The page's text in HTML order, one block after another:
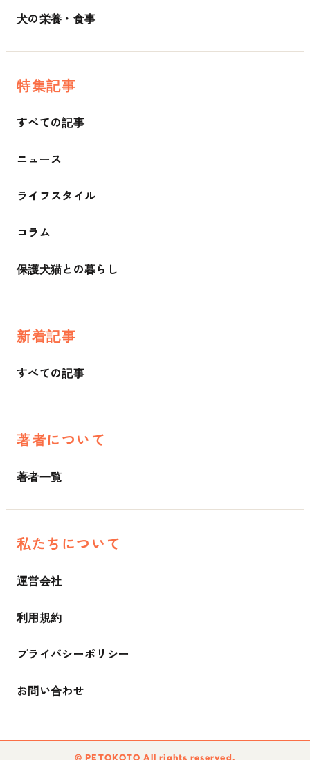
犬の栄養・食事
特集記事
すべての記事
ニュース
ライフスタイル
コラム
保護犬猫との暮らし
新着記事
すべての記事
著者について
著者一覧
私たちについて
運営会社
利用規約
プライバシーポリシー
お問い合わせ
©︎ PETOKOTO All rights reserved.